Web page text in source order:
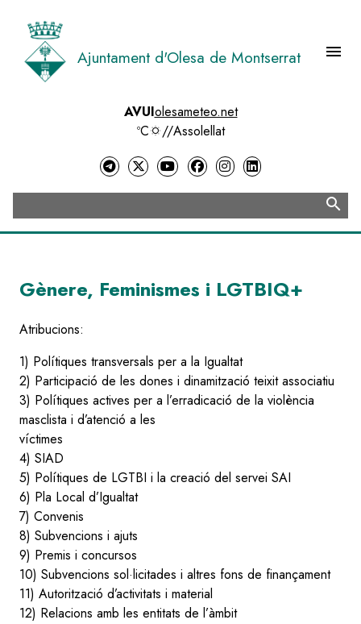
contingut
Ajuntament d'Olesa de Montserrat menu
AVUIolesameteo.net
ºC
//Assolellat
search
Gènere, Feminismes i LGTBIQ+
Atribucions:
1) Polítiques transversals per a la Igualtat
2) Participació de les dones i dinamització teixit associatiu
3) Polítiques actives per a l’erradicació de la violència
masclista i d’atenció a les
víctimes
4) SIAD
5) Polítiques de LGTBI i la creació del servei SAI
6) Pla Local d’Igualtat
7) Convenis
8) Subvencions i ajuts
9) Premis i concursos
10) Subvencions sol·licitades i altres fons de finançament
11) Autorització d’activitats i material
12) Relacions amb les entitats de l’àmbit